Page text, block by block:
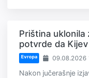
Priština uklonila
potvrde da
Evropa 09.08.2026
Nakon jučerašnje